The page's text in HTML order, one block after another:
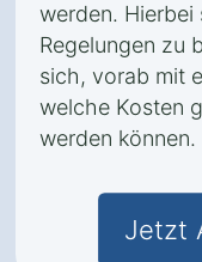
werden. Hierbei
Regelungen zu
sich, vorab mit
welche Kosten
werden können.
Jetzt